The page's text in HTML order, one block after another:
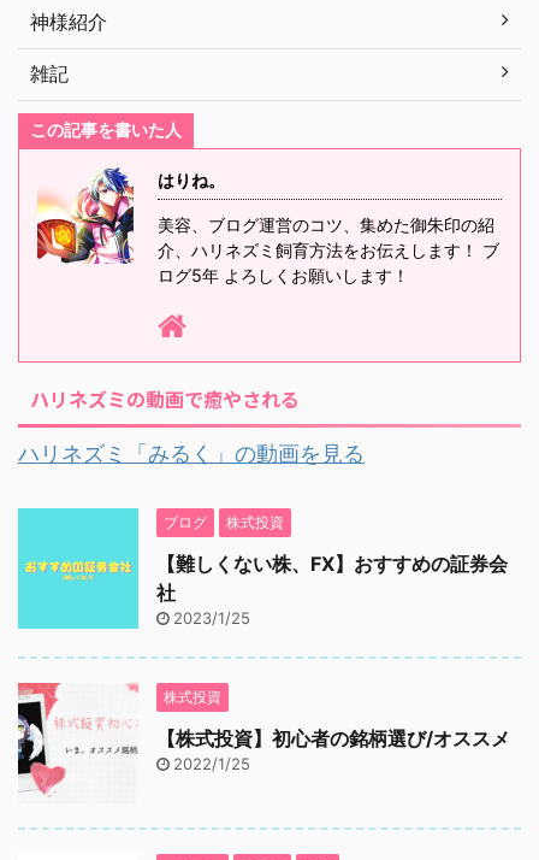
神様紹介
雑記
この記事を書いた人
はりね。
美容、ブログ運営のコツ、集めた御朱印の紹
介、ハリネズミ飼育方法をお伝えします！ ブ
ログ5年 よろしくお願いします！
ハリネズミの動画で癒やされる
ハリネズミ「みるく」の動画を見る
ブログ 株式投資
【難しくない株、FX】おすすめの証券会
社
2023/1/25
株式投資
【株式投資】初心者の銘柄選び/オススメ
2022/1/25